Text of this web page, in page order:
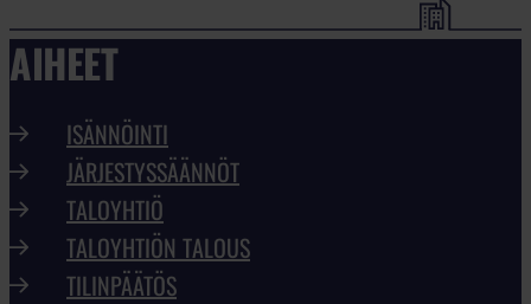
AIHEET
ISÄNNÖINTI
JÄRJESTYSSÄÄNNÖT
TALOYHTIÖ
TALOYHTIÖN TALOUS
TILINPÄÄTÖS